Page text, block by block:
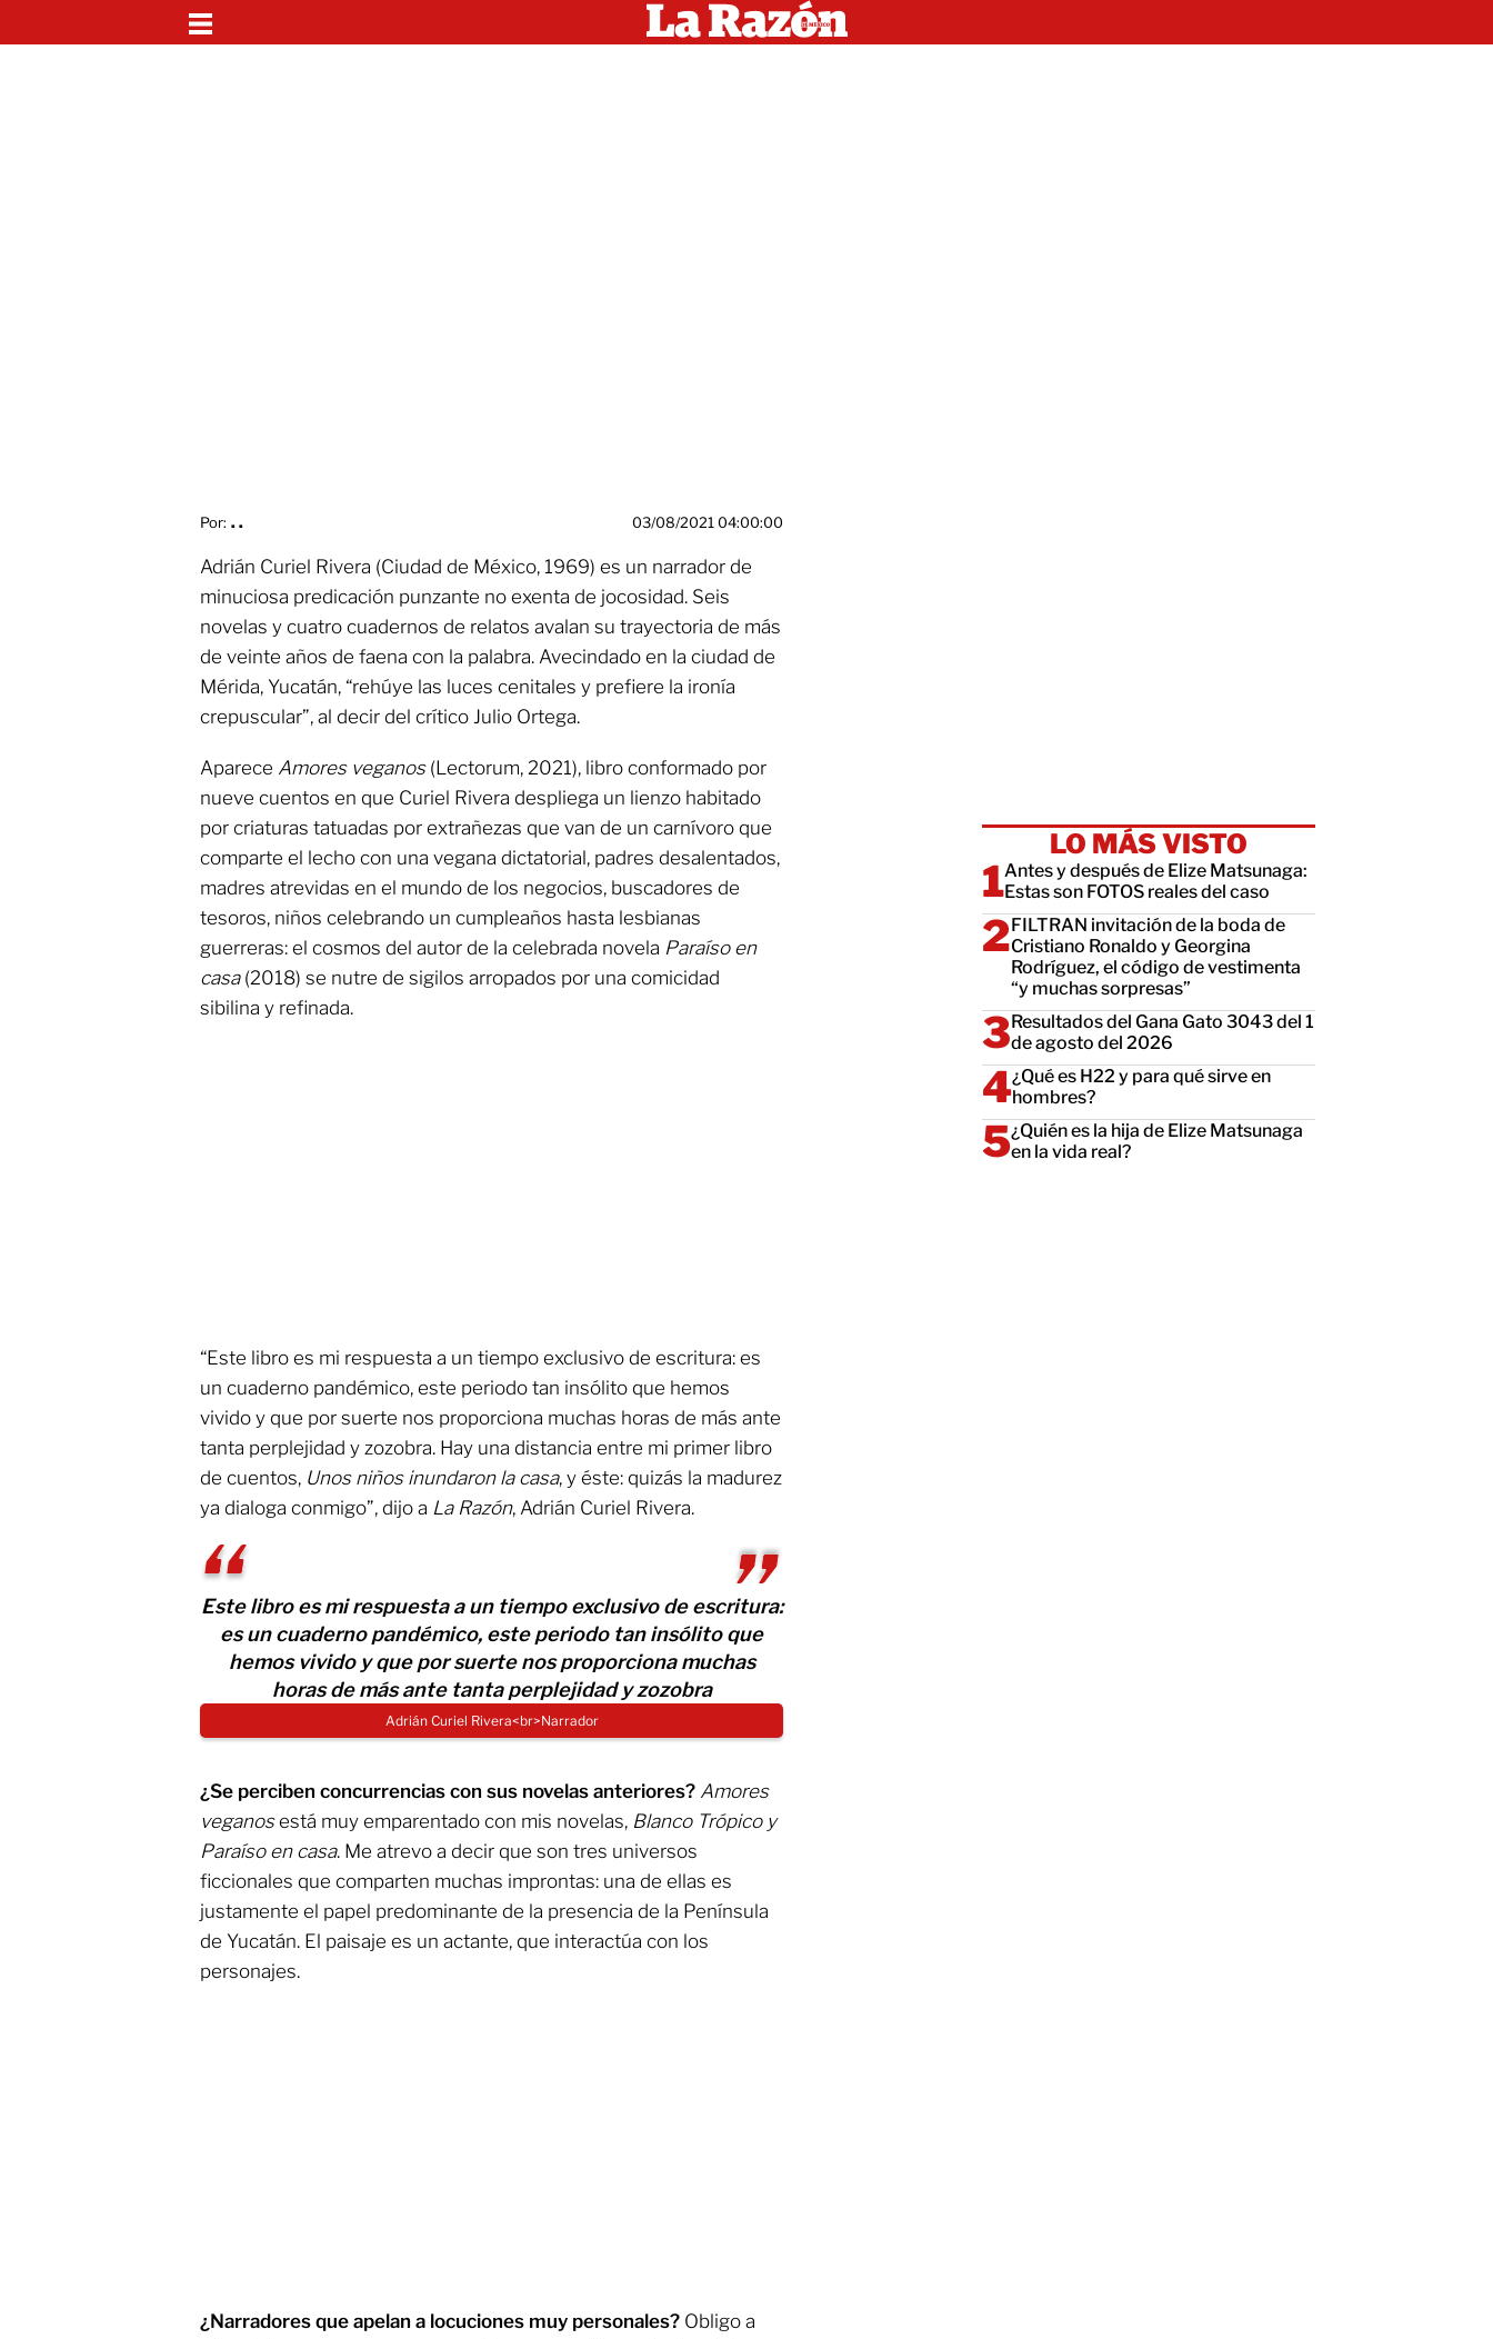
Por: . . 03/08/2021 04:00:00
Adrián Curiel Rivera (Ciudad de México, 1969) es un narrador de
minuciosa predicación punzante no exenta de jocosidad. Seis
novelas y cuatro cuadernos de relatos avalan su trayectoria de más
de veinte años de faena con la palabra. Avecindado en la ciudad de
Mérida, Yucatán, “rehúye las luces cenitales y prefiere la ironía
crepuscular”, al decir del crítico Julio Ortega.
Aparece Amores veganos(Lectorum, 2021), libro conformado por
nueve cuentos en que Curiel Rivera despliega un lienzo habitado
por criaturas tatuadas por extrañezas que van de un carnívoro que
comparte el lecho con una vegana dictatorial, padres desalentados,
madres atrevidas en el mundo de los negocios, buscadores de
tesoros, niños celebrando un cumpleaños hasta lesbianas
guerreras: el cosmos del autor de la celebrada novela Paraíso en
casa (2018) se nutre de sigilos arropados por una comicidad
sibilina y refinada.
“Este libro es mi respuesta a un tiempo exclusivo de escritura: es
un cuaderno pandémico, este periodo tan insólito que hemos
vivido y que por suerte nos proporciona muchas horas de más ante
tanta perplejidad y zozobra. Hay una distancia entre mi primer libro
de cuentos, Unos niños inundaron la casa, y éste: quizás la madurez
ya dialoga conmigo”, dijo a La Razón, Adrián Curiel Rivera.
Este libro es mi respuesta a un tiempo exclusivo de escritura:
es un cuaderno pandémico, este periodo tan insólito que
hemos vivido y que por suerte nos proporciona muchas
horas de más ante tanta perplejidad y zozobra
Adrián Curiel Rivera<br>Narrador
¿Se perciben concurrencias con sus novelas anteriores? Amores
veganosestá muy emparentado con mis novelas, Blanco Trópico y
Paraíso en casa. Me atrevo a decir que son tres universos
ficcionales que comparten muchas improntas: una de ellas es
justamente el papel predominante de la presencia de la Península
de Yucatán. El paisaje es un actante, que interactúa con los
personajes.
¿Narradores que apelan a locuciones muy personales? Obligo a
LO MÁS VISTO
Antes y después de Elize Matsunaga:
Estas son FOTOS reales del caso
FILTRAN invitación de la boda de
Cristiano Ronaldo y Georgina
Rodríguez, el código de vestimenta
“y muchas sorpresas”
Resultados del Gana Gato 3043 del 1
de agosto del 2026
¿Qué es H22 y para qué sirve en
hombres?
¿Quién es la hija de Elize Matsunaga
en la vida real?